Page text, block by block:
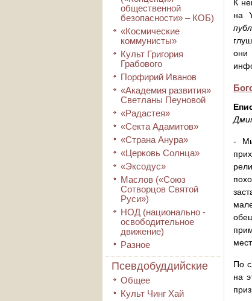
общественной
безопасности» – КОБ)
«Космические
коммунисты»
Культ Григория
Грабового
Порфирий Иванов
«Академия развития»
Светланы Пеуновой
«Радастея»
«Секта Адамитов»
«Страна Анура»
«Церковь Солнца»
«Эксодус»
Маслов («Союз
Сотворцов Святой
Руси»)
НОД (национально -
освободительное
движение)
Разное
Псевдобуддийские
Общее
Культ Чинг Хай
К
на
они
- Мы
По
на